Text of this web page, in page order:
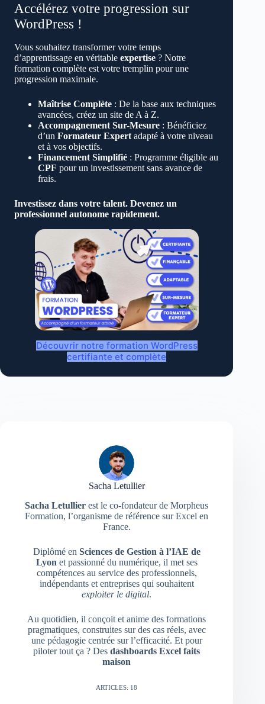
Accélérez votre progression sur
WordPress !
Vous souhaitez transformer votre temps
d’apprentissage en véritable expertise ? Notre
formation complète est votre tremplin pour une
progression maximale.
Maîtrise Complète : De la base aux techniques
avancées, créez un site de A à Z.
Accompagnement Sur-Mesure : Bénéficiez
d’un Formateur Expert adapté à votre niveau
et à vos objectifs.
Financement Simplifié : Programme éligible au
CPF pour un investissement sans avance de
frais.
Investissez dans votre talent. Devenez un
professionnel autonome rapidement.
Découvrir notre formation WordPress
certifiante et complète
Sacha Letullier
Sacha Letullier est le co-fondateur de Morpheus
Formation, l’organisme de référence sur Excel en
France.
Diplômé en Sciences de Gestion à l’IAE de
Lyon et passionné du numérique, il met ses
compétences au service des professionnels,
indépendants et entreprises qui souhaitent
exploiter le digital.
Au quotidien, il conçoit et anime des formations
pragmatiques, construites sur des cas réels, avec
une pédagogie centrée sur l’efficacité. Et pour
piloter tout ça ? Desdashboards Excel faits
maison
ARTICLES: 18